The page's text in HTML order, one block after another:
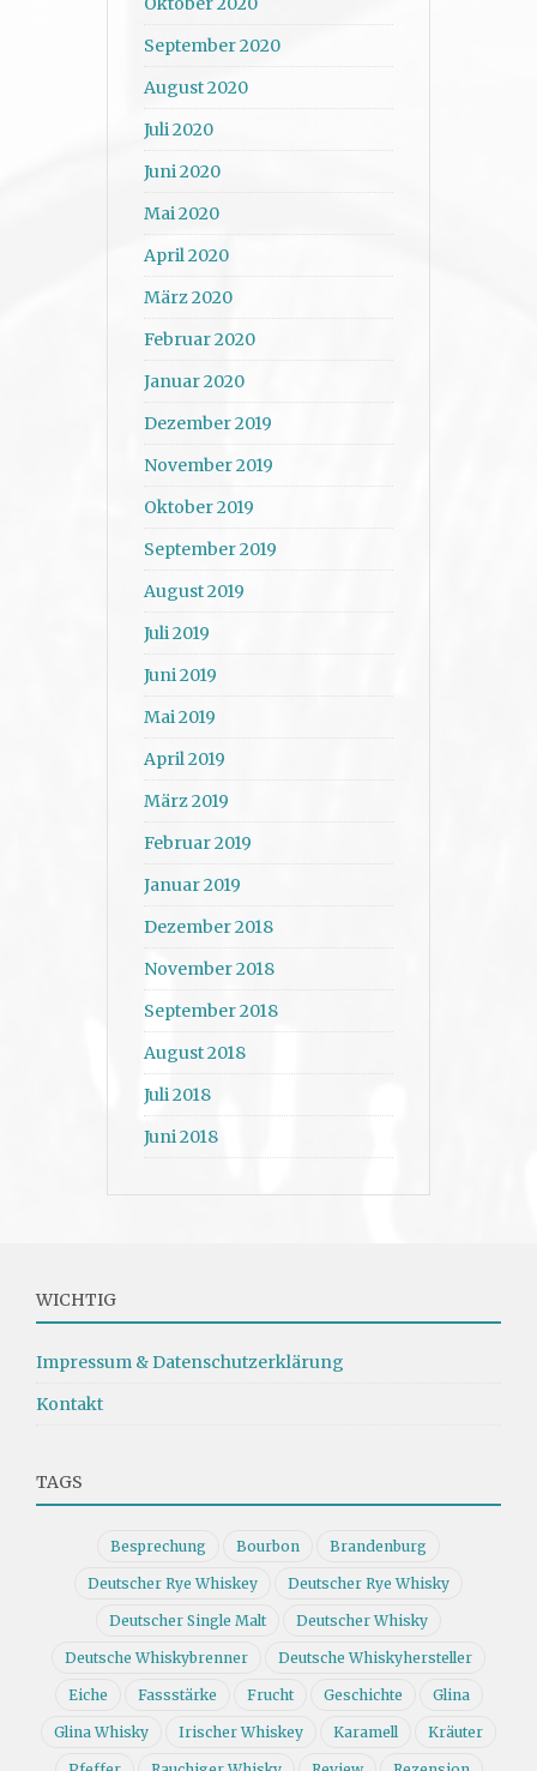
September 2020
August 2020
Juli 2020
Juni 2020
Mai 2020
April 2020
März 2020
Februar 2020
Januar 2020
Dezember 2019
November 2019
Oktober 2019
September 2019
August 2019
Juli 2019
Juni 2019
Mai 2019
April 2019
März 2019
Februar 2019
Januar 2019
Dezember 2018
November 2018
September 2018
August 2018
Juli 2018
Juni 2018
WICHTIG
Impressum & Datenschutzerklärung
Kontakt
TAGS
Besprechung Bourbon Brandenburg
Deutscher Rye Whiskey Deutscher Rye Whisky
Deutscher Single Malt Deutscher Whisky
Deutsche Whiskybrenner Deutsche Whiskyhersteller
Eiche Fassstärke Frucht Geschichte Glina
Glina Whisky Irischer Whiskey Karamell Kräuter